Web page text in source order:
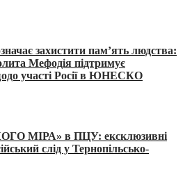
захистити пам’ять людства:
Мефодія підтримує
участі Росії в ЮНЕСКО
МІРА» в ПЦУ: ексклюзивні
слід у Тернопільсько-